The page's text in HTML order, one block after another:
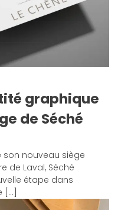
graphique
de Séché
son nouveau siège
de Laval, Séché
étape dans
[…]